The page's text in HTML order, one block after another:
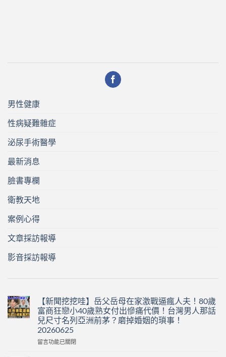
男性健康
性病疑難雜症
泌尿手術醫學
最新消息
臉書專欄
衛教天地
案例心得
文章採訪報導
影音採訪報導
【新聞挖挖哇】岳父岳母在家激戰逼瘋人夫！80歲
富商狂戀小40歲熟女付出慘痛代價！台灣男人那話
兒尺寸名列亞洲前茅？磨掉婚姻的瑣事！
20260625
在
留言功能已關閉